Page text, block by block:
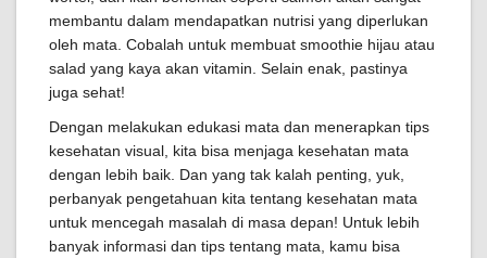
membantu dalam mendapatkan nutrisi yang diperlukan
oleh mata. Cobalah untuk membuat smoothie hijau atau
salad yang kaya akan vitamin. Selain enak, pastinya
juga sehat!
Dengan melakukan edukasi mata dan menerapkan tips
kesehatan visual, kita bisa menjaga kesehatan mata
dengan lebih baik. Dan yang tak kalah penting, yuk,
perbanyak pengetahuan kita tentang kesehatan mata
untuk mencegah masalah di masa depan! Untuk lebih
banyak informasi dan tips tentang mata, kamu bisa